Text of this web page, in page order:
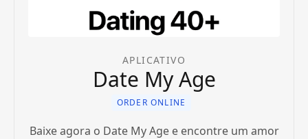
APLICATIVO
Date My Age
ORDER ONLINE
Baixe agora o Date My Age e encontre um amor